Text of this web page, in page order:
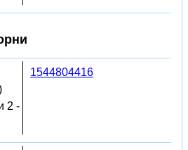
2 -
1544804416